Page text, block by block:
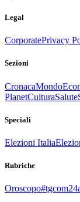
Legal
CorporatePrivacy
Sezioni
CronacaMondo
PlanetCulturaSalute
Speciali
Elezioni Italia
Rubriche
Oroscopo